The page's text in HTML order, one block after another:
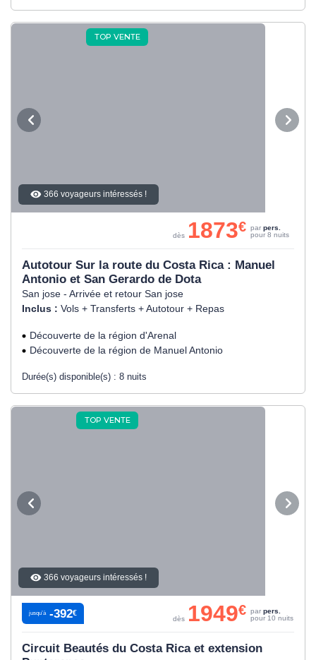
TOP VENTE
366 voyageurs intéressés !
Autotour Sur la route du Costa Rica : Manuel
Antonio et San Gerardo de Dota
San jose - Arrivée et retour San jose
Inclus : Vols + Transferts + Autotour + Repas
Découverte de la région d'Arenal
Découverte de la région de Manuel Antonio
Durée(s) disponible(s) : 8 nuits
dès 1873€ par pers.
pour 8 nuits
TOP VENTE
366 voyageurs intéressés !
Circuit Beautés du Costa Rica et extension
jusqu’à -392€
dès 1949€ par pers.
pour 10 nuits